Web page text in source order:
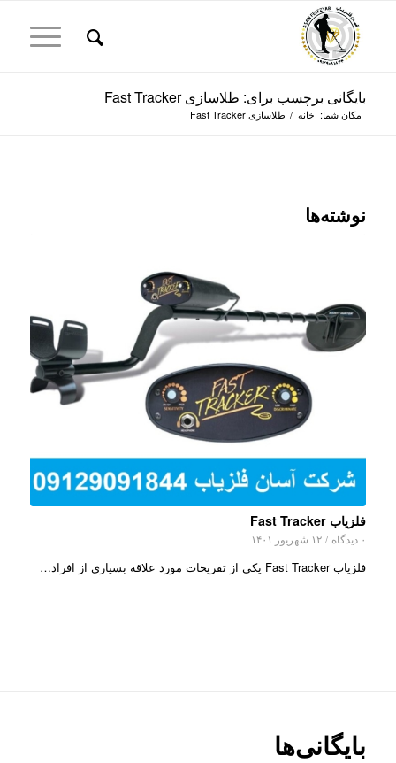
بایگانی برچسب برای: طلاسازی Fast Tracker
مکان شما: خانه / طلاسازی Fast Tracker
نوشته‌ها
فلزیاب Fast Tracker
۰ دیدگاه / ۱۲ شهریور ۱۴۰۱
فلزیاب Fast Tracker یکی از تفریحات مورد علاقه بسیاری از افراد…
بایگانی‌ها